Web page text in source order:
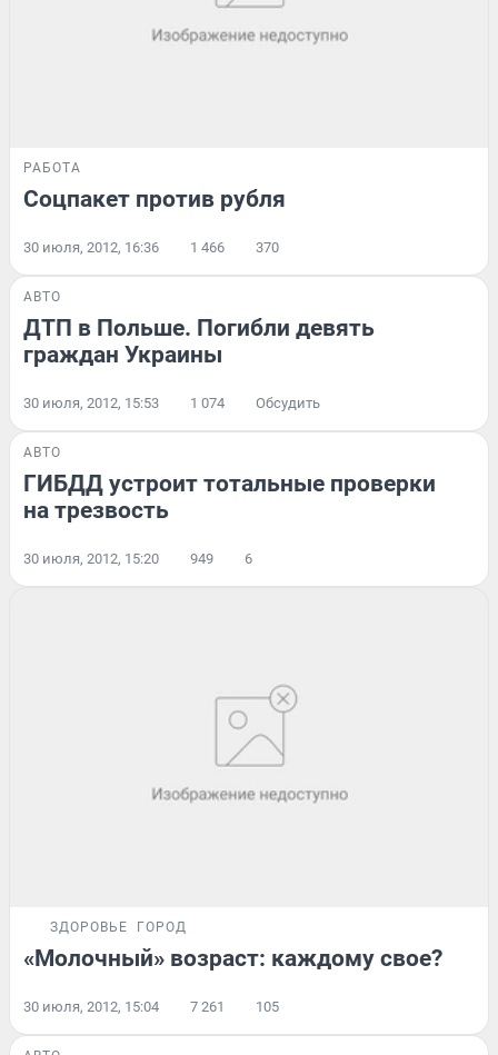
РАБОТА
Соцпакет против рубля
30 июля, 2012, 16:36 1 466 370
АВТО
ДТП в Польше. Погибли девять
граждан Украины
30 июля, 2012, 15:53 1 074 Обсудить
АВТО
ГИБДД устроит тотальные проверки
на трезвость
30 июля, 2012, 15:20 949 6
ЗДОРОВЬЕ ГОРОД
«Молочный» возраст: каждому свое?
30 июля, 2012, 15:04 7 261 105